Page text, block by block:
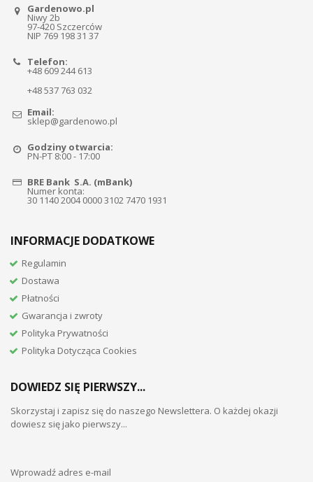
Gardenowo.pl
Niwy 2b
97-420 Szczerców
NIP 769 198 31 37
Telefon:
+48 609 244 613
+48 537 763 032
Email:
sklep@gardenowo.pl
Godziny otwarcia:
PN-PT 8:00 - 17:00
BRE Bank S.A. (mBank)
Numer konta:
30 1140 2004 0000 3102 7470 1931
INFORMACJE DODATKOWE
Regulamin
Dostawa
Płatności
Gwarancja i zwroty
Polityka Prywatności
Polityka Dotycząca Cookies
DOWIEDZ SIĘ PIERWSZY...
Skorzystaj i zapisz się do naszego Newslettera. O każdej okazji
dowiesz się jako pierwszy...
Wprowadź adres e-mail